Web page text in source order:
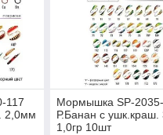
117
2,0мм
Мормышка SP-
Р.Банан с
1,0гр 10шт